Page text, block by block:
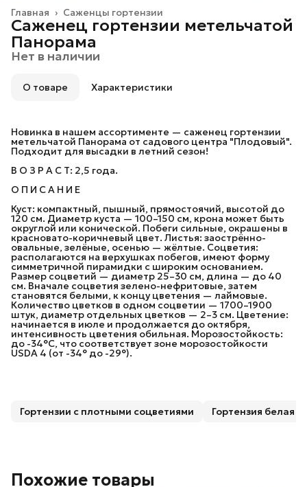
Саженцы гортензии
Главная ›
Саженец гортензии метельчатой
Панорама
Нет в наличии
О товаре Характеристики
Новинка в нашем ассортименте — саженец гортензии
метельчатой Панорама от садового центра "Плодовый".
Подходит для высадки в летний сезон!
В О З Р А С Т: 2,5 года.
О П И С А Н И Е
Куст: компактный, пышный, прямостоячий, высотой до
120 см. Диаметр куста — 100–150 см, крона может быть
округлой или конической. Побеги сильные, окрашены в
красновато-коричневый цвет. Листья: заострённо-
овальные, зелёные, осенью — жёлтые. Соцветия:
располагаются на верхушках побегов, имеют форму
симметричной пирамидки с широким основанием.
Размер соцветий — диаметр 25–30 см, длина — до 40
см. Вначале соцветия зелено-нефритовые, затем
становятся белыми, к концу цветения — лаймовые.
Количество цветков в одном соцветии — 1700–1900
штук, диаметр отдельных цветков — 2–3 см. Цветение:
начинается в июле и продолжается до октября,
интенсивность цветения обильная. Морозостойкость:
до -34°C, что соответствует зоне морозостойкости
USDA 4 (от -34° до -29°).
Гортензии с плотными соцветиями Гортензия белая
Похожие товары